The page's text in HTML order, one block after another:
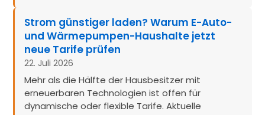
Strom günstiger laden? Warum E-Auto-
und Wärmepumpen-Haushalte jetzt
neue Tarife prüfen
22. Juli 2026
Mehr als die Hälfte der Hausbesitzer mit
erneuerbaren Technologien ist offen für
dynamische oder flexible Tarife. Aktuelle